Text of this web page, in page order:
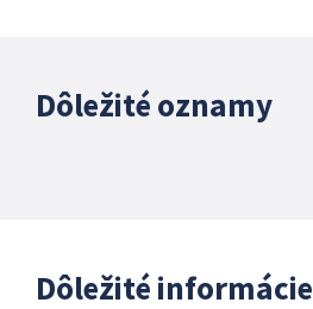
Dôležité oznamy
Dôležité informácie